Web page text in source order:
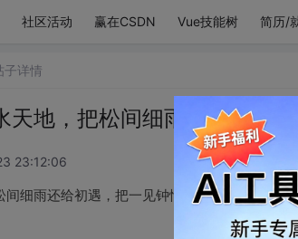
社区活动 赢在CSDN Vue技能树 简历/
子详情
地，把松间细雨还给初遇，
23:12:06
细雨还给初遇，把一见钟情还给你。